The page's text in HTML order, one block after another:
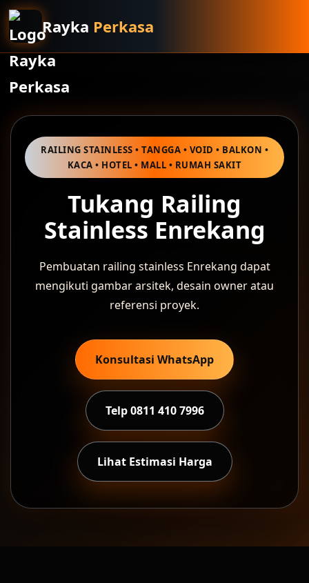
Rayka Perkasa
RAILING STAINLESS • TANGGA • VOID • BALKON •
KACA • HOTEL • MALL • RUMAH SAKIT
Tukang Railing
Stainless Enrekang
Pembuatan railing stainless Enrekang dapat
mengikuti gambar arsitek, desain owner atau
referensi proyek.
Konsultasi WhatsApp
Telp 0811 410 7996
Lihat Estimasi Harga